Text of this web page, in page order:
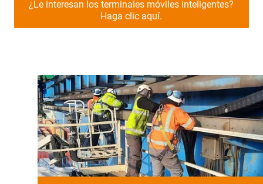
¿Le interesan los terminales móviles inteligentes?
Haga clic aquí.